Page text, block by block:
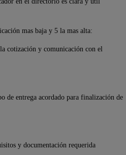
mas baja y 5 la mas alta:
cotización y comunicación con el
de entrega acordado para finalización de
y documentación requerida